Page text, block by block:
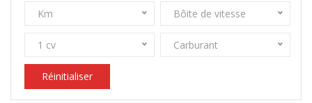
Km Bôite de vitesse
1 cv Carburant
Réinitialiser